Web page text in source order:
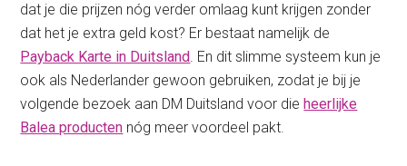
dat je die prijzen nóg verder omlaag kunt krijgen zonder
dat het je extra geld kost? Er bestaat namelijk de
Payback Karte in Duitsland. En dit slimme systeem kun je
ook als Nederlander gewoon gebruiken, zodat je bij je
volgende bezoek aan DM Duitsland voor dieheerlijke
Balea producten nóg meer voordeel pakt.